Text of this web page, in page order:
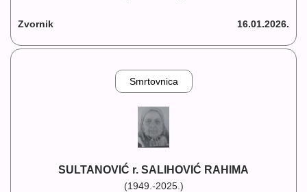
Zvornik 16.01.2026.
Smrtovnica
SULTANOVIĆ r. SALIHOVIĆ RAHIMA
(1949.-2025.)